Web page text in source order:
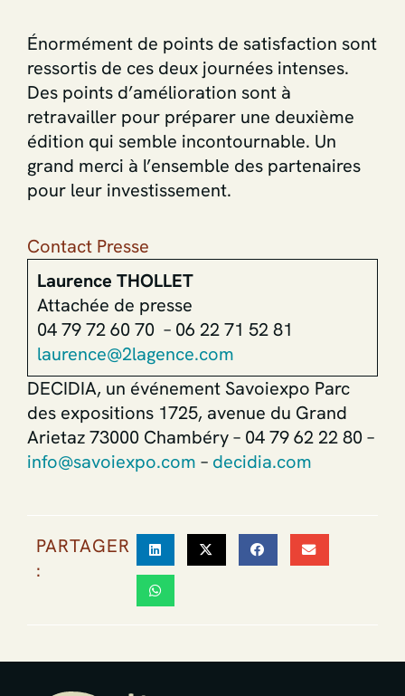
Énormément de points de satisfaction sont
ressortis de ces deux journées intenses.
Des points d’amélioration sont à
retravailler pour préparer une deuxième
édition qui semble incontournable. Un
grand merci à l’ensemble des partenaires
pour leur investissement.
Contact Presse
Laurence THOLLET
Attachée de presse
04 79 72 60 70 – 06 22 71 52 81
laurence@2lagence.com
DECIDIA, un événement Savoiexpo Parc
des expositions 1725, avenue du Grand
Arietaz 73000 Chambéry – 04 79 62 22 80 –
info@savoiexpo.com – decidia.com
PARTAGER
: